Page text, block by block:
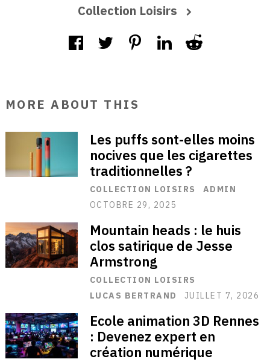
Collection Loisirs
MORE ABOUT THIS
Les puffs sont-elles moins
nocives que les cigarettes
traditionnelles ?
COLLECTION LOISIRS
ADMIN
OCTOBRE 29, 2025
Mountain heads : le huis
clos satirique de Jesse
Armstrong
COLLECTION LOISIRS
LUCAS BERTRAND
JUILLET 7, 2026
Ecole animation 3D Rennes
: Devenez expert en
création numérique